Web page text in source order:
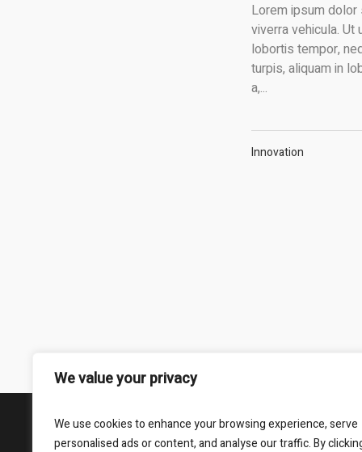
We value your privacy
We use cookies to enhance your browsing experience, serve
personalised ads or content, and analyse our traffic. By
Lorem ipsum
viverra vehicula.
lobortis tempor,
turpis, aliquam in
a,...
Innovation
Webseite durch Proxfon Media © 2025 / All